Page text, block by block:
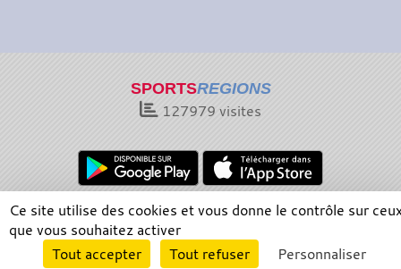
SPORTSREGIONS
127979 visites
Charte cookies
Gestion des cookies
Informations légales
Signaler un contenu inapproprié
Envie de participer ?
Connexion
Ce site utilise des cookies et vous donne le contrôle sur
que vous souhaitez activer
Tout accepter
Tout refuser Personnaliser